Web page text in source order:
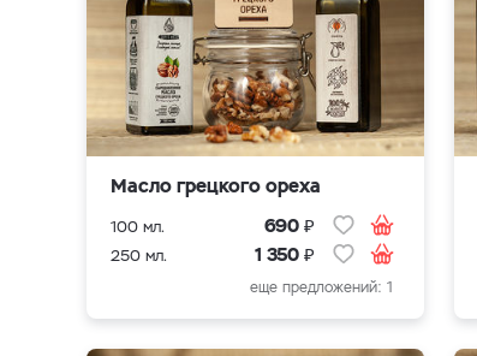
Масло грецкого ореха
100 мл. 690 ₽
250 мл. 1 350 ₽
еще предложений: 1